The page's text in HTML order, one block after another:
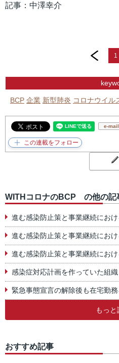
記事：中澤幸介
prev
1
BCP 企業 新型肺炎 コロナウイル
e-mail
WITHコロナのBCP の他の記
進む感染防止策と事業継続にお
進む感染防止策と事業継続にお
進む感染防止策と事業継続にお
感染症対応計画を作っていた組
緊急事態宣言の解除後も在宅勤
もっと
おすすめ記事